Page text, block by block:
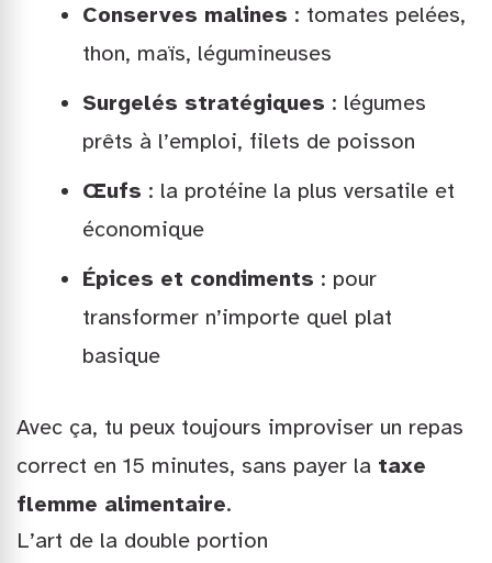
Conserves malines : tomates pelées,
thon, maïs, légumineuses
Surgelés stratégiques : légumes
prêts à l’emploi, filets de poisson
Œufs : la protéine la plus versatile et
économique
Épices et condiments : pour
transformer n’importe quel plat
basique
Avec ça, tu peux toujours improviser un repas
correct en 15 minutes, sans payer la taxe
flemme alimentaire.
L’art de la double portion